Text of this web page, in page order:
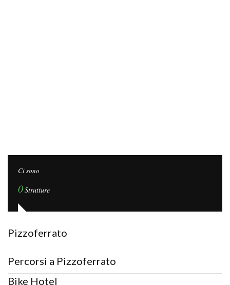
Ci sono
0Strutture
Pizzoferrato
Percorsi a Pizzoferrato
Bike Hotel